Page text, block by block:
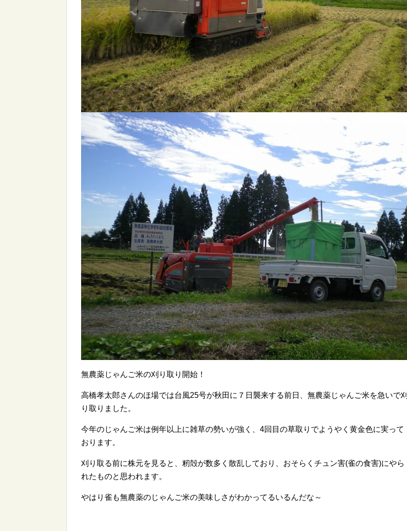
無農薬じゃんご米の刈り取り開始！
高橋孝太郎さんのほ場では台風25号が秋田に７日襲来する前日、無農薬じゃんご米を急いで刈
り取りました。
今年のじゃんご米は例年以上に雑草の勢いが強く、4回目の草取りでようやく黄金色に実って
おります。
刈り取る前に株元を見ると、籾殻が数多く散乱しており、おそらくチュン害(雀の食害)にやら
れたものと思われます。
やはり雀も無農薬のじゃんご米の美味しさがわかってるいるんだな～